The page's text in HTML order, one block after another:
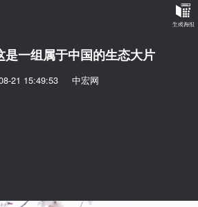
是一组属于中国的生态大片
21 15:49:53 中宏网